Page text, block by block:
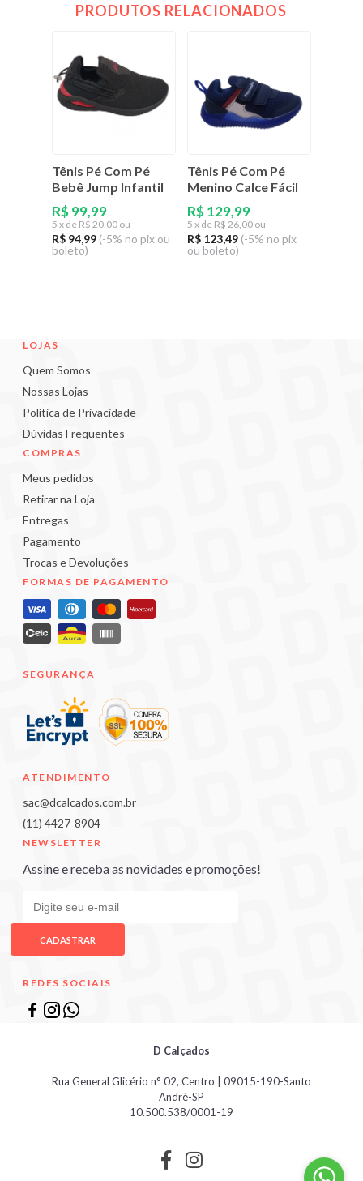
PRODUTOS RELACIONADOS
Tênis Pé Com Pé
Bebê Jump Infantil
R$ 99,99
5 x de R$ 20,00 ou
R$ 94,99 (-5% no pix ou
boleto)
Tênis Pé Com Pé
Menino Calce Fácil
R$ 129,99
5 x de R$ 26,00 ou
R$ 123,49 (-5% no pix
ou boleto)
LOJAS
Quem Somos
Nossas Lojas
Política de Privacidade
Dúvidas Frequentes
COMPRAS
Meus pedidos
Retirar na Loja
Entregas
Pagamento
Trocas e Devoluções
FORMAS DE PAGAMENTO
SEGURANÇA
ATENDIMENTO
sac@dcalcados.com.br
(11) 4427-8904
NEWSLETTER
Assine e receba as novidades e promoções!
CADASTRAR
REDES SOCIAIS
D Calçados
Rua General Glicério n° 02, Centro | 09015-190-Santo
André-SP
10.500.538/0001-19